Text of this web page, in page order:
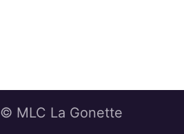
MLC La Gonette